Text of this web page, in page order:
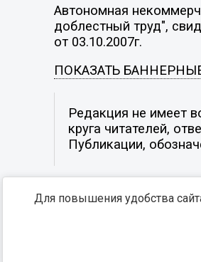
Автономная
доблестный труд",
от 03.10.2007г.
ПОКАЗАТЬ
Редакция не имеет
круга читателей,
Публикации,
Для повышения удобства